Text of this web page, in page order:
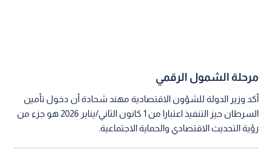
مرحلة الشمول الرقمي
أكد وزير الدولة للشؤون الاقتصادية مهند شحادة أن دخول تأمين
السرطان حيز التنفيذ اعتبارا من 1 كانون الثاني/يناير 2026 هو جزء من
رؤية التحديث الاقتصادي والحماية الاجتماعية.